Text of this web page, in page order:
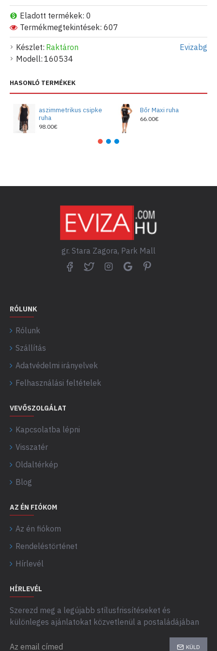
Készlet: Raktáron
Modell: 160534
Evizabg
Eladott termékek: 0
Termékmegtekintések: 607
HASONLÓ TERMÉKEK
aszimmetrikus csipke
ruha
98.00€
Bőr Maxi ruha
66.00€
gr. Stara Zagora, Park Mall
RÓLUNK
Rólunk
Szállítás
Adatvédelmi irányelvek
Felhasználási feltételek
VEVŐSZOLGÁLAT
Kapcsolatba lépni
Visszatér
Oldaltérkép
Blog
AZ ÉN FIÓKOM
Az én fiókom
Rendeléstörténet
Hírlevél
HÍRLEVÉL
Szerezd meg a legújabb stílusfrissítéseket és
különleges ajánlatokat közvetlenül a postaládájában
KÜLD